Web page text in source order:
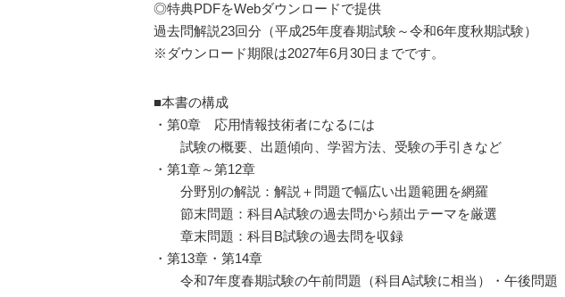
◎特典PDFをWebダウンロードで提供
過去問解説23回分（平成25年度春期試験～令和6年度秋期試験）
※ダウンロード期限は2027年6月30日までです。
■本書の構成
・第0章 応用情報技術者になるには
試験の概要、出題傾向、学習方法、受験の手引きなど
・第1章～第12章
分野別の解説：解説＋問題で幅広い出題範囲を網羅
節末問題：科目A試験の過去問から頻出テーマを厳選
章末問題：科目B試験の過去問を収録
・第13章・第14章
令和7年度春期試験の午前問題（科目A試験に相当）・午後問題